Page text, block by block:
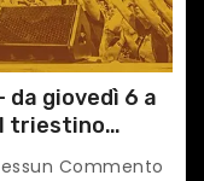
da giovedì 6 a
triestino
Commento